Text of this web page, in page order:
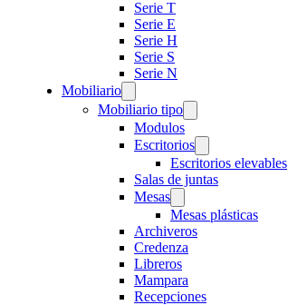
Serie T
Serie E
Serie H
Serie S
Serie N
Mobiliario
Mobiliario tipo
Modulos
Escritorios
Escritorios elevables
Salas de juntas
Mesas
Mesas plásticas
Archiveros
Credenza
Libreros
Mampara
Recepciones